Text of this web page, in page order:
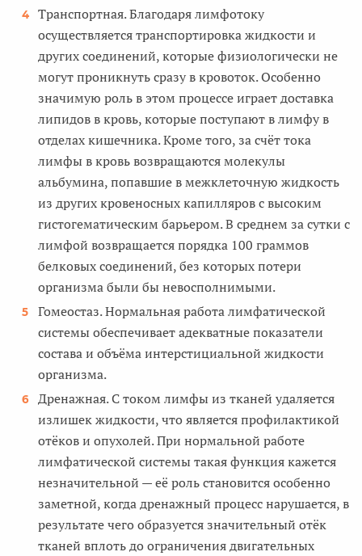
Транспортная. Благодаря лимфотоку
осуществляется транспортировка жидкости и
других соединений, которые физиологически не
могут проникнуть сразу в кровоток. Особенно
значимую роль в этом процессе играет доставка
липидов в кровь, которые поступают в лимфу в
отделах кишечника. Кроме того, за счёт тока
лимфы в кровь возвращаются молекулы
альбумина, попавшие в межклеточную жидкость
из других кровеносных капилляров с высоким
гистогематическим барьером. В среднем за сутки с
лимфой возвращается порядка 100 граммов
белковых соединений, без которых потери
организма были бы невосполнимыми.
Гомеостаз. Нормальная работа лимфатической
системы обеспечивает адекватные показатели
состава и объёма интерстициальной жидкости
организма.
Дренажная. С током лимфы из тканей удаляется
излишек жидкости, что является профилактикой
отёков и опухолей. При нормальной работе
лимфатической системы такая функция кажется
незначительной — её роль становится особенно
заметной, когда дренажный процесс нарушается, в
результате чего образуется значительный отёк
тканей вплоть до ограничения двигательных